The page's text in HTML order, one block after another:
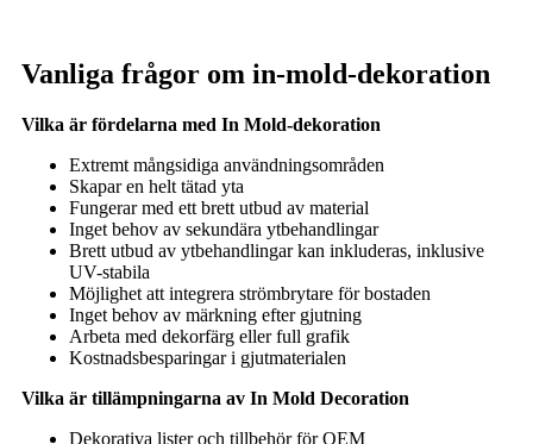
Vanliga frågor om in-mold-dekoration
Vilka är fördelarna med In Mold-dekoration
Extremt mångsidiga användningsområden
Skapar en helt tätad yta
Fungerar med ett brett utbud av material
Inget behov av sekundära ytbehandlingar
Brett utbud av ytbehandlingar kan inkluderas, inklusive
UV-stabila
Möjlighet att integrera strömbrytare för bostaden
Inget behov av märkning efter gjutning
Arbeta med dekorfärg eller full grafik
Kostnadsbesparingar i gjutmaterialen
Vilka är tillämpningarna av In Mold Decoration
Dekorativa lister och tillbehör för OEM